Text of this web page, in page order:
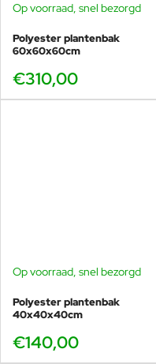
Op voorraad, snel bezorgd
Polyester plantenbak
60x60x60cm
€310,00
Op voorraad, snel bezorgd
Polyester plantenbak
40x40x40cm
€140,00